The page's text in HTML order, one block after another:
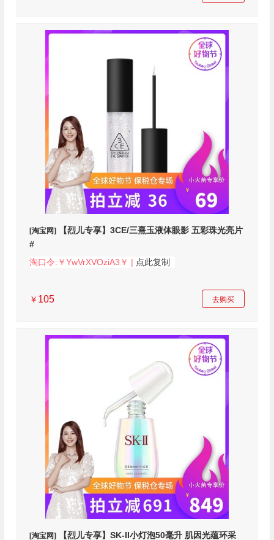
[淘宝网]【烈儿专享】3CE/三熹玉液体眼影 五彩珠光亮片
#
淘口令:￥YwVrXVOziA3￥ | 点此复制
￥ 105 去购买
[淘宝网]【烈儿专享】SK-II小灯泡50毫升 肌因光蕴环采